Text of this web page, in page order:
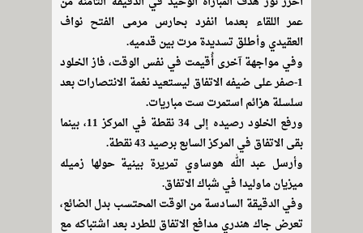
عمر اللقاء بعدما انفرد بحارس مرمى الفتح نواف
العقيدي وأطلق تسديدة مرت بين قدميه.
وفي مواجهة آخرى أُقيمت في نفس الوقت، فاز الخلود
1-صفر على ضيفه الاتفاق ليستعيد نغمة الانتصارات بعد
سلسلة هزائم استمرت ست مباريات.
ورفع الخلود رصيده إلى 34 نقطة في المركز 11، بينما
بقى الاتفاق في المركز السابع برصيد 43 نقطة.
وأرسل عبد الله هوساوي تمريرة بينية حولها زميله
ميزيان ماوليدا في شباك الاتفاق.
وفي الدقيقة السادسة من الوقت المحتسب بدل الضائع،
تعرض جاك هندري مدافع الاتفاق للطرد بعد اشتباكه مع